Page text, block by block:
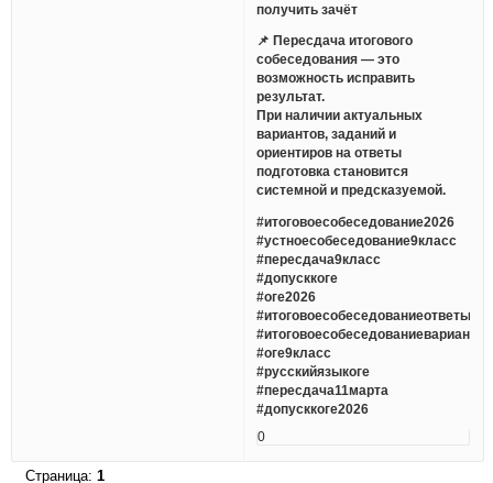
получить зачёт
📌 Пересдача итогового
собеседования — это
возможность исправить
результат.
При наличии актуальных
вариантов, заданий и
ориентиров на ответы
подготовка становится
системной и предсказуемой.
#итоговоесобеседование2026
#устноесобеседование9класс
#пересдача9класс
#допусккоге
#оге2026
#итоговоесобеседованиеответы
#итоговоесобеседованиеварианты
#оге9класс
#русскийязыкоге
#пересдача11марта
#допусккоге2026
0
Страница: 1